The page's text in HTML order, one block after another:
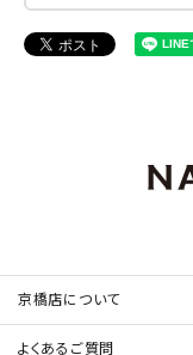
京橋店について
よくあるご質問